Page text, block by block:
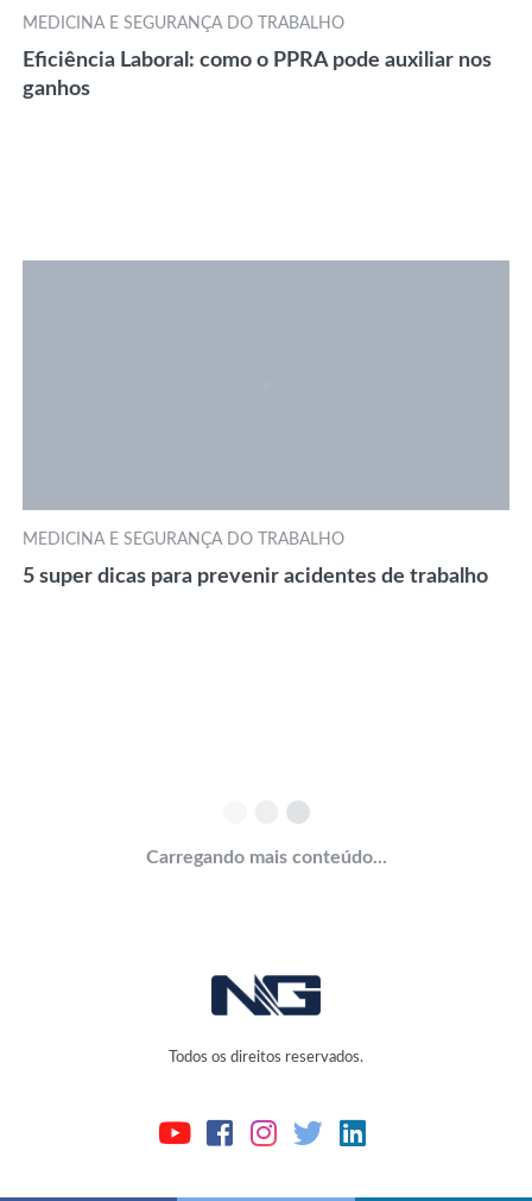
MEDICINA E SEGURANÇA DO TRABALHO
Eficiência Laboral: como o PPRA pode auxiliar nos
ganhos
MEDICINA E SEGURANÇA DO TRABALHO
5 super dicas para prevenir acidentes de trabalho
Carregando mais conteúdo...
Todos os direitos reservados.